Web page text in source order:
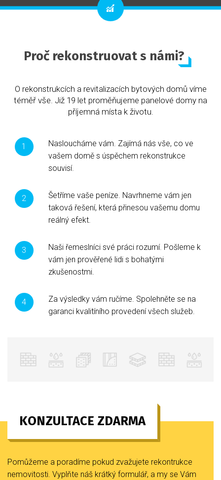
Proč rekonstruovat s námi?
O rekonstrukcích a revitalizacích bytových domů víme
téměř vše. Již 19 let proměňujeme panelové domy na
příjemná místa k životu.
Nasloucháme vám. Zajímá nás vše, co ve
vašem domě s úspěchem rekonstrukce
souvisí.
Šetříme vaše peníze. Navrhneme vám jen
taková řešení, která přinesou vašemu domu
reálný efekt.
Naši řemeslníci své práci rozumí. Pošleme k
vám jen prověřené lidi s bohatými
zkušenostmi.
Za výsledky vám ručíme. Spolehněte se na
garanci kvalitíního provedení všech služeb.
KONZULTACE ZDARMA
Pomůžeme a poradíme pokud zvažujete rekontrukce
nemovitosti. Vyplňte náš krátký formulář, a my se Vám